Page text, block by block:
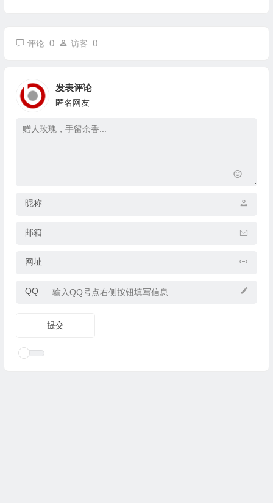
评论 0 访客 0
发表评论
匿名网友
昵称
邮箱
网址
QQ